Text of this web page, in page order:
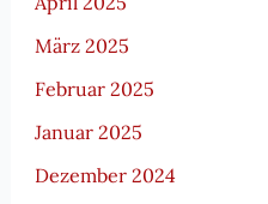
März 2025
Februar 2025
Januar 2025
Dezember 2024